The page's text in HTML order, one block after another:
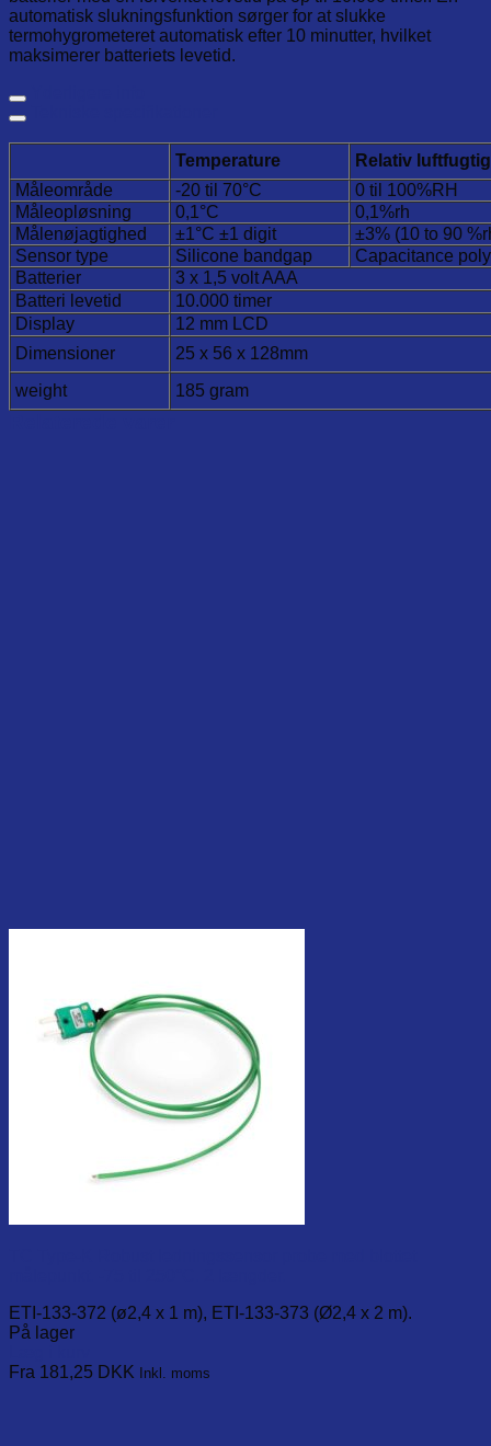
automatisk slukningsfunktion sørger for at slukke
termohygrometeret automatisk efter 10 minutter, hvilket
maksimerer batteriets levetid.
Temperature
Relativ
Måleområde
-20 til 70°C
0 til 100%RH
Måleopløsning
0,1°C
0,1%rh
Målenøjagtighed
±1°C ±1 digit
±3% (10 to 90
Sensor type
Silicone bandgap
Capacitance
Batterier
3 x 1,5 volt AAA
Batteri levetid
10.000 timer
Display
12 mm LCD
Dimensioner
25 x 56 x 128mm
weight
185 gram
ETI-133-372 (ø2,4 x 1 m), ETI-133-373 (Ø2,4 x 2 m).
På lager
This
Fra 181,25 DKK Inkl. moms